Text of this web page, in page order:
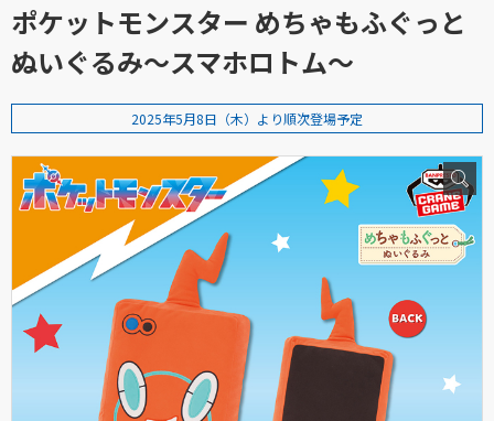
ポケットモンスター めちゃもふぐっと
ぬいぐるみ～スマホロトム～
2025年5月8日（木）より順次登場予定